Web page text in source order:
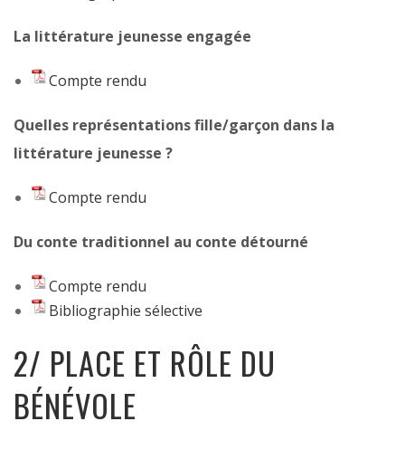
La littérature jeunesse engagée
Compte rendu
Quelles représentations fille/garçon dans la
littérature jeunesse ?
Compte rendu
Du conte traditionnel au conte détourné
Compte rendu
Bibliographie sélective
2/ PLACE ET RÔLE DU
BÉNÉVOLE